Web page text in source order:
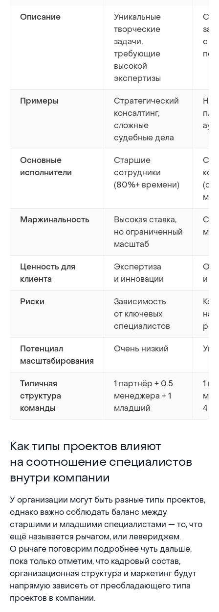
Описание
Уникальные
творческие
задачи,
требующие
высокой
экспертизы
с
под
Примеры
Стратегический
консалтинг,
сложные
судебные дела
Основные
исполнители
Старшие
сотрудники
(80%+ времени)
Маржинальность
Высокая ставка,
но ограниченный
масштаб
Ценность для
клиента
Экспертиза
и инновации
и
Риски
Зависимость
от ключевых
специалистов
на
Потенциал
масштабирования
Очень низкий
Типичная
структура
команды
1 партнёр + 0.5
менеджера + 1
младший
1
4
Как типы проектов влияют на соотношение
Как типы проектов влияют
на соотношение специалистов
внутри компании
У организации могут быть разные типы проектов,
однако важно соблюдать баланс между
старшими и младшими специалистами — то, что
ещё называется рычагом, или левериджем.
О рычаге поговорим подробнее чуть дальше,
пока только отметим, что кадровый состав,
организационная структура и маркетинг будут
напрямую зависеть от преобладающего типа
проектов в компании.